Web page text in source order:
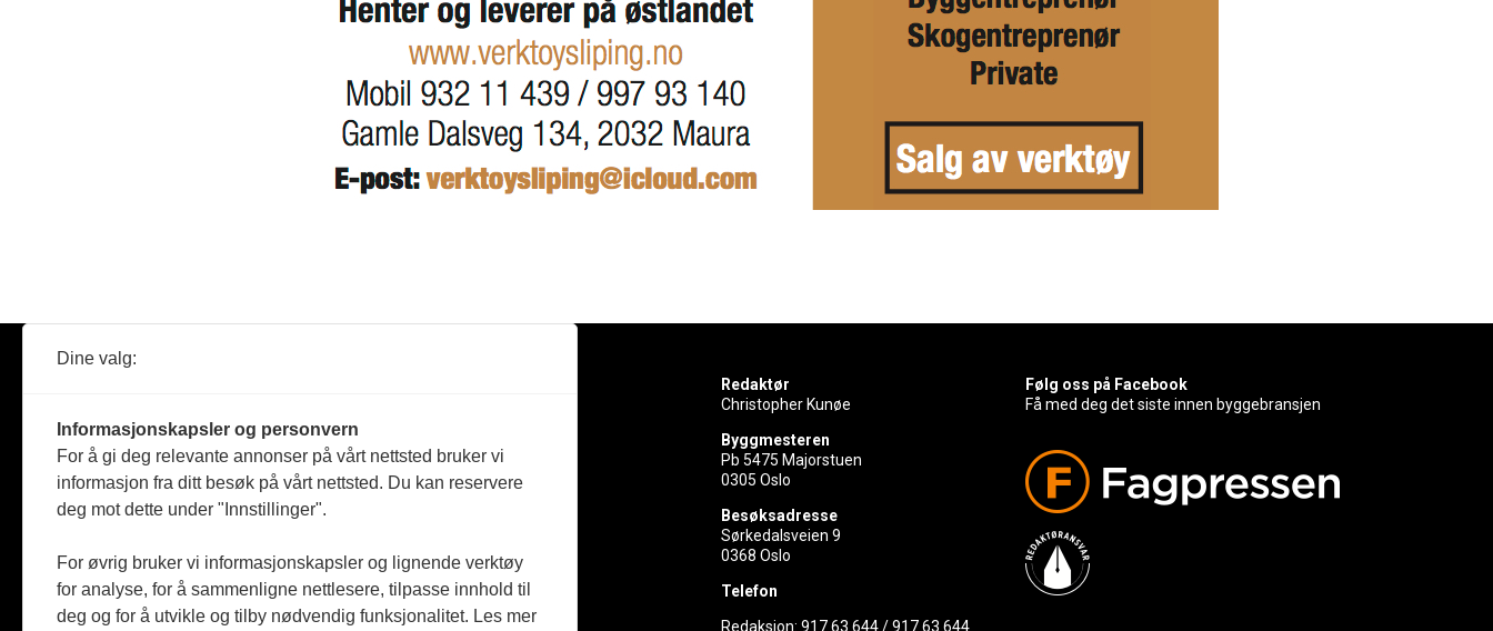
Reportasje
Produkter
Jobbmarked
Redaktør
Christopher Kunøe
Byggmesteren
Pb 5475 Majorstuen
0305 Oslo
Besøksadresse
Sørkedalsveien 9
0368 Oslo
Telefon
Redaksjon:917 63 644/917 63 644
Følg oss på Facebook
Få med deg det siste innen byggebransjen
Dine valg:
Informasjonskapsler og personvern
For å gi deg relevante annonser på vårt nettsted bruker vi
informasjon fra ditt besøk på vårt nettsted. Du kan reservere
deg mot dette under "Innstillinger".
For øvrig bruker vi informasjonskapsler og lignende verktøy
for analyse, for å sammenligne nettlesere, tilpasse innhold til
deg og for å utvikle og tilby nødvendig funksjonalitet. Les mer